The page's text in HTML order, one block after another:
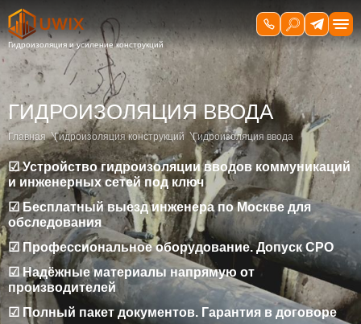
ГИДРОИЗОЛЯЦИЯ ВВОДА
Главная Гидроизоляция конструкций Гидроизоляция ввода
☑ Устройство гидроизоляции вводов коммуникаций
и инженерных сетей под ключ
☑ Бесплатный выезд инженера по Москве для
обследования
☑ Профессиональное оборудование. Допуск СРО
☑ Надёжные материалы напрямую от
производителей
☑ Полный пакет документов. Гарантия в договоре